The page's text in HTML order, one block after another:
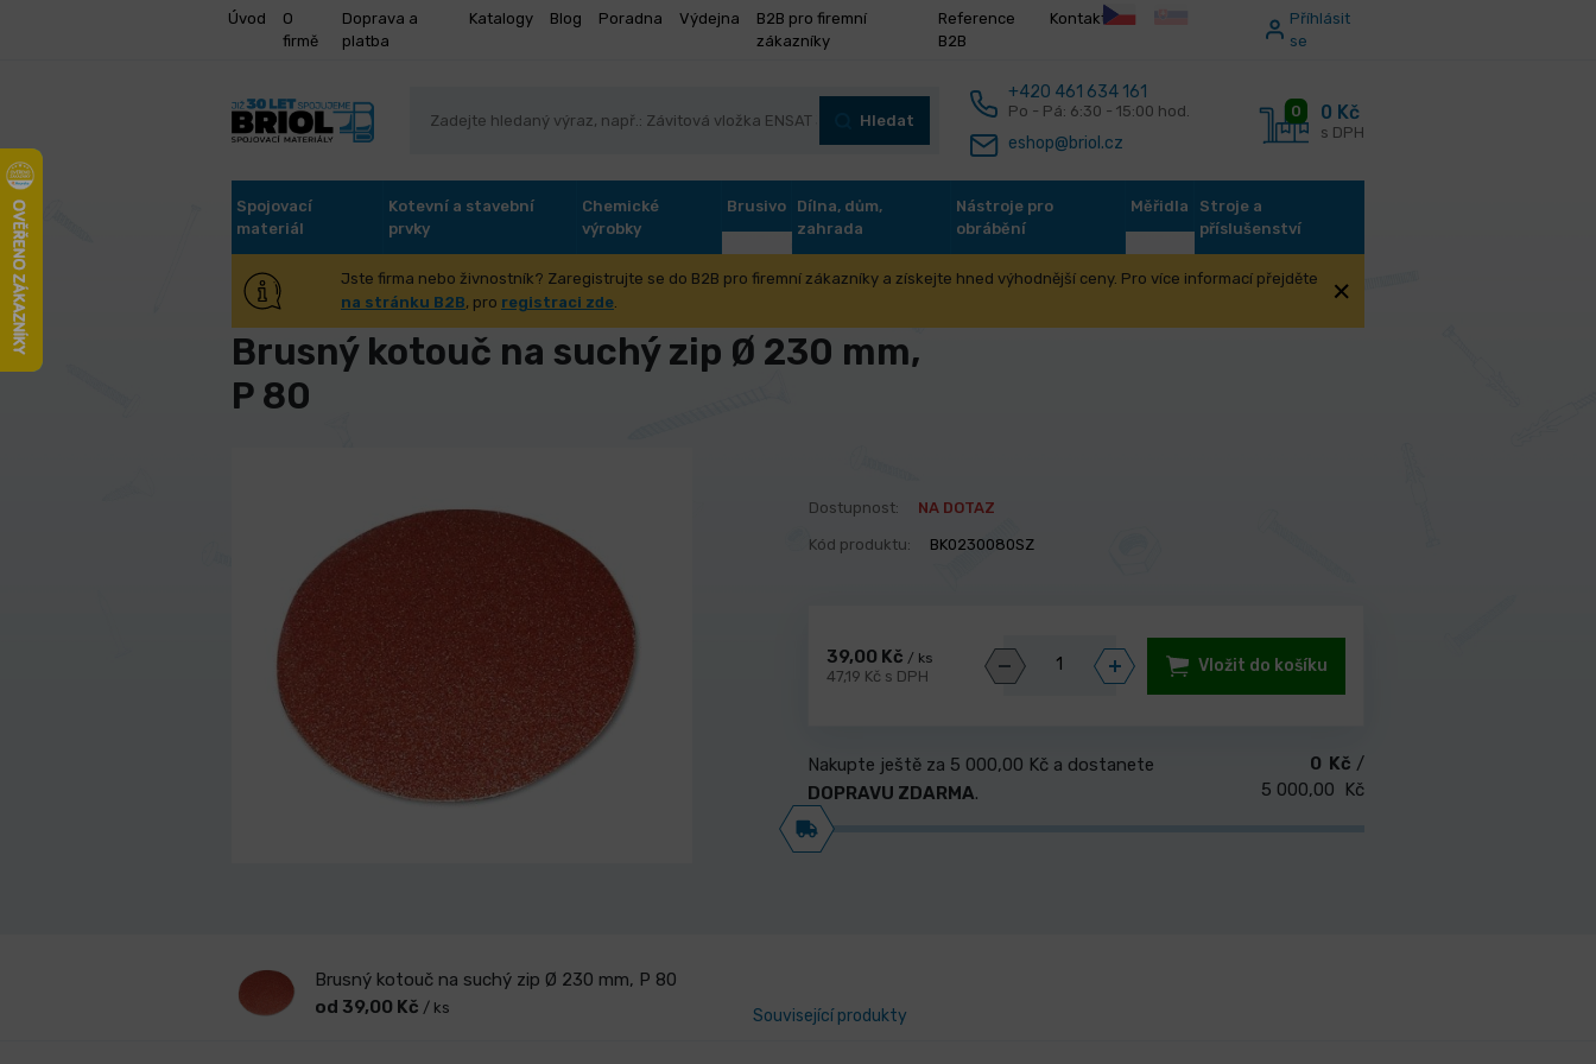
Úvod
O
firmě
Doprava a
platba
Katalogy Blog Poradna Výdejna
B2B pro firemní
zákazníky
Reference
B2B
Kontakt
Příhlásit
se
Hledat
+420 461 634 161
Po - Pá: 6:30 - 15:00 hod.
eshop@briol.cz
0 0 Kč
s DPH
Spojovací
materiál
Kotevní a stavební
prvky
Chemické
výrobky
Brusivo
Dílna, dům,
zahrada
Nástroje pro
obrábění
Měřidla
Stroje a
příslušenství
Jste firma nebo živnostník? Zaregistrujte se do B2B pro firemní zákazníky a získejte hned výhodnější ceny. Pro více informací přejděte
na stránku B2B, pro registraci zde.
Úvod Stroje a příslušenství Kovoobráběcí stroje
Brusný kotouč na suchý zip Ø 230 mm,
P 80
Dostupnost: NA DOTAZ
Kód produktu: BK0230080SZ
39,00 Kč / ks
47,19 Kč s DPH
Vložit do košíku
Nakupte ještě za 5 000,00 Kč a dostanete
DOPRAVU ZDARMA.
0 Kč /
5 000,00 Kč
Brusný kotouč na suchý zip Ø 230 mm, P 80
od 39,00 Kč / ks Související produkty